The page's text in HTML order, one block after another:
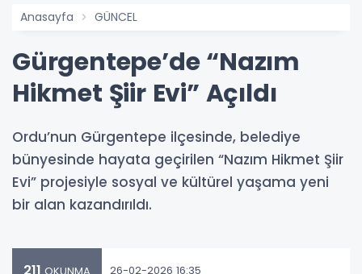
Anasayfa GÜNCEL
Gürgentepe’de “Nazım
Hikmet Şiir Evi” Açıldı
Ordu’nun Gürgentepe ilçesinde, belediye
bünyesinde hayata geçirilen “Nazım Hikmet Şiir
Evi” projesiyle sosyal ve kültürel yaşama yeni
bir alan kazandırıldı.
26-02-2026 16:35